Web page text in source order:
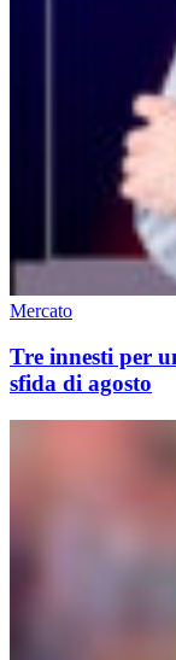
Mercato
Tre innesti per
sfida di agosto